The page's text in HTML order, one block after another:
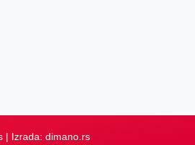
| Izrada: dimano.rs